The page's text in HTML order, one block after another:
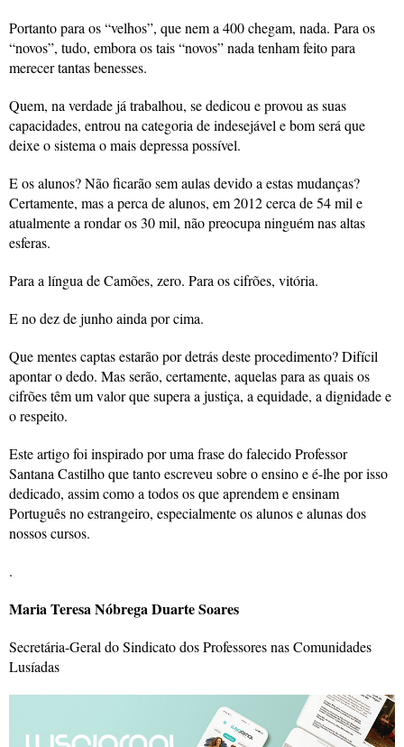
Portanto para os “velhos”, que nem a 400 chegam, nada. Para os
“novos”, tudo, embora os tais “novos” nada tenham feito para
merecer tantas benesses.
Quem, na verdade já trabalhou, se dedicou e provou as suas
capacidades, entrou na categoria de indesejável e bom será que
deixe o sistema o mais depressa possível.
E os alunos? Não ficarão sem aulas devido a estas mudanças?
Certamente, mas a perca de alunos, em 2012 cerca de 54 mil e
atualmente a rondar os 30 mil, não preocupa ninguém nas altas
esferas.
Para a língua de Camões, zero. Para os cifrões, vitória.
E no dez de junho ainda por cima.
Que mentes captas estarão por detrás deste procedimento? Difícil
apontar o dedo. Mas serão, certamente, aquelas para as quais os
cifrões têm um valor que supera a justiça, a equidade, a dignidade e
o respeito.
Este artigo foi inspirado por uma frase do falecido Professor
Santana Castilho que tanto escreveu sobre o ensino e é-lhe por isso
dedicado, assim como a todos os que aprendem e ensinam
Português no estrangeiro, especialmente os alunos e alunas dos
nossos cursos.
.
Maria Teresa Nóbrega Duarte Soares
Secretária-Geral do Sindicato dos Professores nas Comunidades
Lusíadas